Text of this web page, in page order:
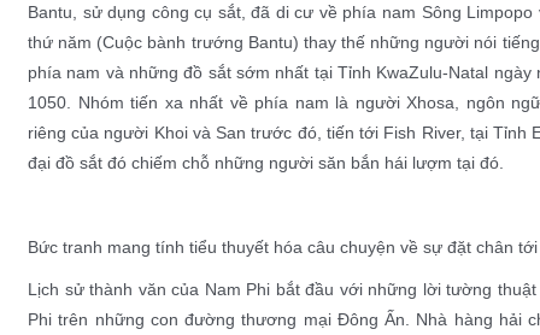
Bantu , sử dụng công cụ sắt, đã di cư về phía nam Sông Limpopo
thứ năm (Cuộc bành trướng Bantu) thay thế những người nói
phía nam và những đồ sắt sớm nhất tại Tỉnh KwaZulu-Natal ngày
1050. Nhóm tiến xa nhất về phía nam là người Xhosa , ngôn
riêng của người Khoi và San trước đó, tiến tới Fish River, tạiTỉnh
đại đồ sắt đó chiếm chỗ những người săn bắn hái lượm tại đó.
Bức tranh mang tính tiểu thuyết hóa câu chuyện về sự đặt chân
Lịch sử thành văn của Nam Phi bắt đầu với những lời tường
Phi trên những con đường thương mại Đông Ấn . Nhà hàng hải